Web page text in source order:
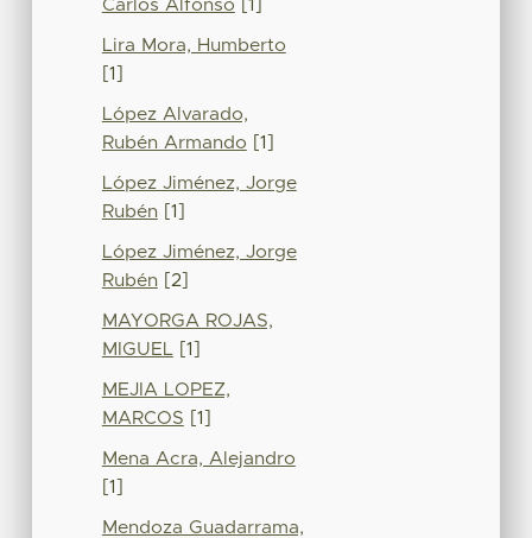
Carlos Alfonso [1]
Lira Mora, Humberto
[1]
López Alvarado,
Rubén Armando [1]
López Jiménez, Jorge
Rubén [1]
López Jiménez, Jorge
Rubén [2]
MAYORGA ROJAS,
MIGUEL [1]
MEJIA LOPEZ,
MARCOS [1]
Mena Acra, Alejandro
[1]
Mendoza Guadarrama,